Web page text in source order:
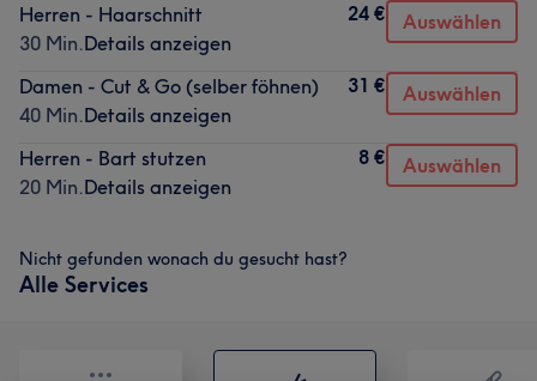
Herren - Haarschnitt
30 Min.Details anzeigen
24 € Auswählen
Damen - Cut & Go (selber föhnen)
40 Min.Details anzeigen
31 € Auswählen
Herren - Bart stutzen
20 Min.Details anzeigen
8 € Auswählen
Nicht gefunden wonach du gesucht hast?
Alle Services